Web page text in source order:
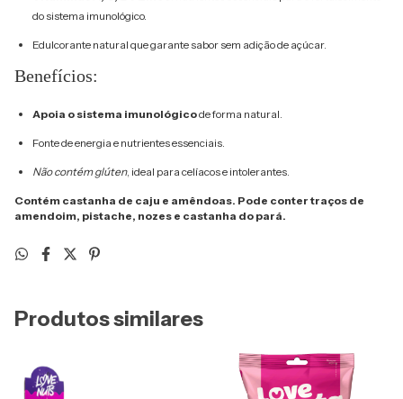
do sistema imunológico.
Edulcorante natural que garante sabor sem adição de açúcar.
Benefícios:
Apoia o sistema imunológicode forma natural.
Fonte de energia e nutrientes essenciais.
Não contém glúten, ideal para celíacos e intolerantes.
Contém castanha de caju e amêndoas. Pode conter traços de
amendoim, pistache, nozes e castanha do pará.
Produtos similares